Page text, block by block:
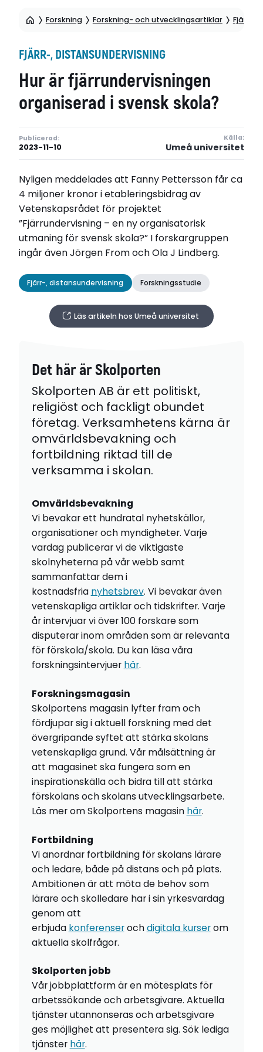
Forskning Forskning- och utvecklingsartiklar Fjärr-,
FJÄRR-, DISTANSUNDERVISNING
Hur är fjärrundervisningen
organiserad i svensk skola?
Publicerad:
2023-11-10
Källa:
Umeå universitet
Nyligen meddelades att Fanny Pettersson får ca
4 miljoner kronor i etableringsbidrag av
Vetenskapsrådet för projektet
”Fjärrundervisning – en ny organisatorisk
utmaning för svensk skola?” I forskargruppen
ingår även Jörgen From och Ola J Lindberg.
Fjärr-, distansundervisning Forskningsstudie
Läs artikeln hos Umeå universitet
Det här är Skolporten
Skolporten AB är ett politiskt,
religiöst och fackligt obundet
företag. Verksamhetens kärna är
omvärldsbevakning och
fortbildning riktad till de
verksamma i skolan.
Omvärldsbevakning
Vi bevakar ett hundratal nyhetskällor,
organisationer och myndigheter. Varje
vardag publicerar vi de viktigaste
skolnyheterna på vår webb samt
sammanfattar dem i
kostnadsfria nyhetsbrev. Vi bevakar även
vetenskapliga artiklar och tidskrifter. Varje
år intervjuar vi över 100 forskare som
disputerar inom områden som är relevanta
för förskola/skola. Du kan läsa våra
forskningsintervjuer här.
Forskningsmagasin
Skolportens magasin lyfter fram och
fördjupar sig i aktuell forskning med det
övergripande syftet att stärka skolans
vetenskapliga grund. Vår målsättning är
att magasinet ska fungera som en
inspirationskälla och bidra till att stärka
förskolans och skolans utvecklingsarbete.
Läs mer om Skolportens magasin här.
Fortbildning
Vi anordnar fortbildning för skolans lärare
och ledare, både på distans och på plats.
Ambitionen är att möta de behov som
lärare och skolledare har i sin yrkesvardag
genom att
erbjuda konferenserochdigitala kurserom
aktuella skolfrågor.
Skolporten jobb
Vår jobbplattform är en mötesplats för
arbetssökande och arbetsgivare. Aktuella
tjänster utannonseras och arbetsgivare
ges möjlighet att presentera sig. Sök lediga
tjänster här.